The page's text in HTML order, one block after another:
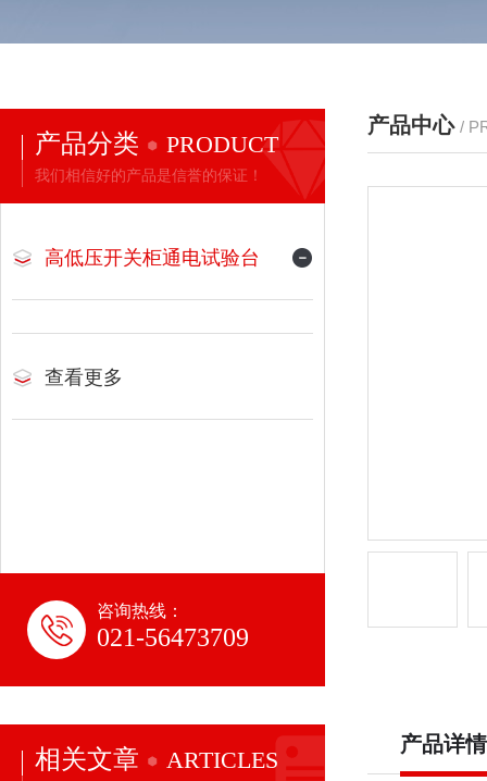
产品分类 PRODUCT
我们相信好的产品是信誉的保证！
高低压开关柜通电试验台
查看更多
咨询热线：
021-56473709
相关文章 ARTICLES
产品中心 /
产品详情